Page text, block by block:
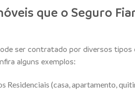
que o Seguro
ser contratado por diversos tipos
alguns exemplos:
Residenciais (casa, apartamento,